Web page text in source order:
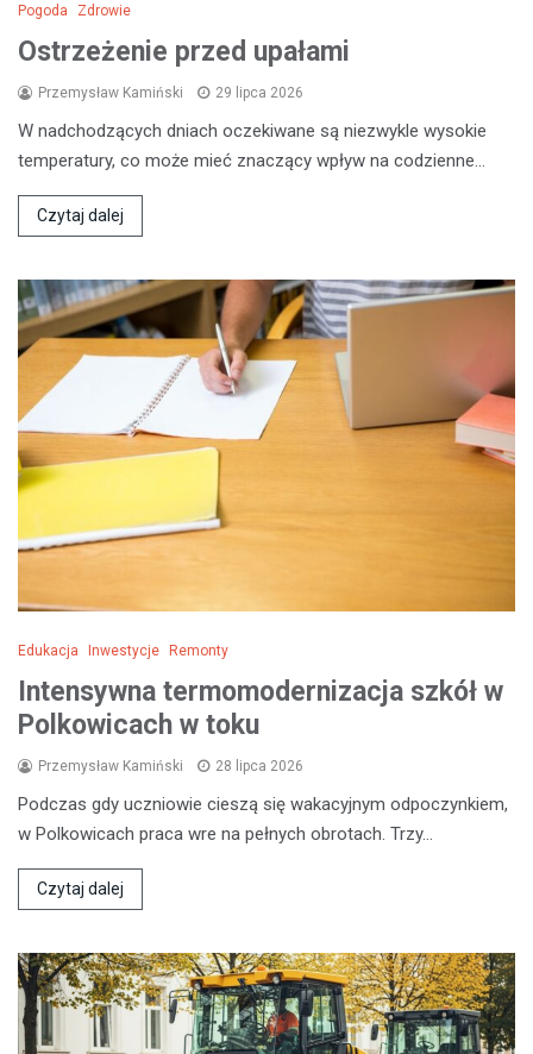
Pogoda Zdrowie
Ostrzeżenie przed upałami
Przemysław Kamiński 29 lipca 2026
W nadchodzących dniach oczekiwane są niezwykle wysokie
temperatury, co może mieć znaczący wpływ na codzienne…
Czytaj dalej
Edukacja Inwestycje Remonty
Intensywna termomodernizacja szkół w
Polkowicach w toku
Przemysław Kamiński 28 lipca 2026
Podczas gdy uczniowie cieszą się wakacyjnym odpoczynkiem,
w Polkowicach praca wre na pełnych obrotach. Trzy…
Czytaj dalej